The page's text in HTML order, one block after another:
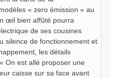
« zero émission » au
œil bien affûté pourra
de ses cousines
silence de fonctionnement et
les détails
On est allé proposer une
caisse sur sa face avant